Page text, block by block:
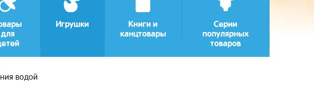
для
Игрушки
Книги и
канцтовары
Серии
популярных
товаров
водой